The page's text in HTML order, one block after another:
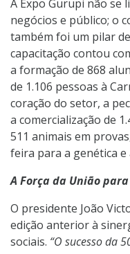
A Expo Gurupi não se
negócios e público; o
também foi um pilar
capacitação contou
a formação de 868
de 1.106 pessoas à
coração do setor, a
a comercialização de
511 animais em
feira para a genética
A Força da União
O presidente João
edição anterior à
sociais. “O sucesso da